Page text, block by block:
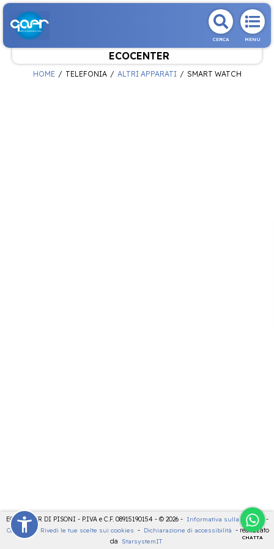
CERCA MENU
ECOCENTER
CHATTA
HOME TELEFONIA ALTRI APPARATI SMART WATCH
ECOCENTER DI PISONI - P.IVA e C.F. 08915190154 - © 2026 - Informativa sulla privacy
-
Cookies
- Rivedi le tue scelte sui cookies - Dichiarazione di accessibilità - realizzato
da
StarsystemIT